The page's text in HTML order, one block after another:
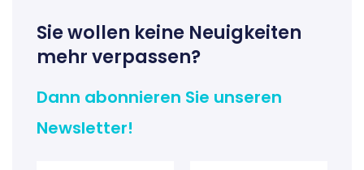
Sie wollen keine Neuigkeiten
mehr verpassen?
Dann abonnieren Sie unseren
Newsletter!